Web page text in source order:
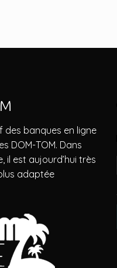
banques en ligne
DOM-TOM. Dans
il est aujourd’hui très
adaptée